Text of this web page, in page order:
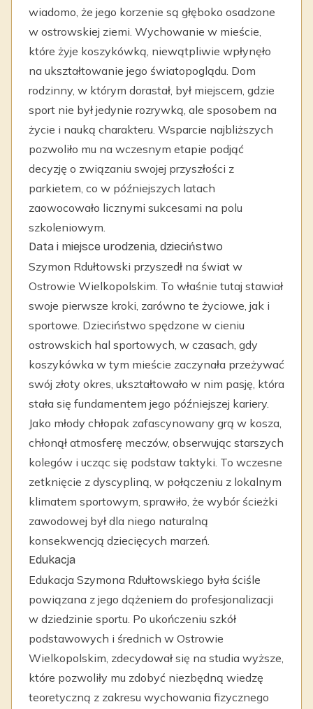
wiadomo, że jego korzenie są głęboko osadzone
w ostrowskiej ziemi. Wychowanie w mieście,
które żyje koszykówką, niewątpliwie wpłynęło
na ukształtowanie jego światopoglądu. Dom
rodzinny, w którym dorastał, był miejscem, gdzie
sport nie był jedynie rozrywką, ale sposobem na
życie i nauką charakteru. Wsparcie najbliższych
pozwoliło mu na wczesnym etapie podjąć
decyzję o związaniu swojej przyszłości z
parkietem, co w późniejszych latach
zaowocowało licznymi sukcesami na polu
szkoleniowym.
Data i miejsce urodzenia, dzieciństwo
Szymon Rdułtowski przyszedł na świat w
Ostrowie Wielkopolskim. To właśnie tutaj stawiał
swoje pierwsze kroki, zarówno te życiowe, jak i
sportowe. Dzieciństwo spędzone w cieniu
ostrowskich hal sportowych, w czasach, gdy
koszykówka w tym mieście zaczynała przeżywać
swój złoty okres, ukształtowało w nim pasję, która
stała się fundamentem jego późniejszej kariery.
Jako młody chłopak zafascynowany grą w kosza,
chłonął atmosferę meczów, obserwując starszych
kolegów i ucząc się podstaw taktyki. To wczesne
zetknięcie z dyscypliną, w połączeniu z lokalnym
klimatem sportowym, sprawiło, że wybór ścieżki
zawodowej był dla niego naturalną
konsekwencją dziecięcych marzeń.
Edukacja
Edukacja Szymona Rdułtowskiego była ściśle
powiązana z jego dążeniem do profesjonalizacji
w dziedzinie sportu. Po ukończeniu szkół
podstawowych i średnich w Ostrowie
Wielkopolskim, zdecydował się na studia wyższe,
które pozwoliły mu zdobyć niezbędną wiedzę
teoretyczną z zakresu wychowania fizycznego